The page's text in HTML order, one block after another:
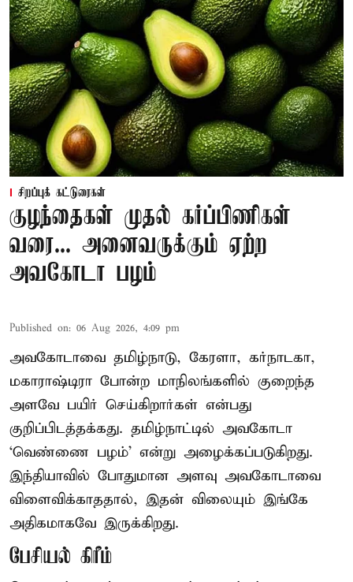
சிறப்புக் கட்டுரைகள்
குழந்தைகள் முதல் கர்ப்பிணிகள்
வரை... அனைவருக்கும் ஏற்ற
அவகோடா பழம்
Published on: 06 Aug 2026, 4:09 pm
அவகோடாவை தமிழ்நாடு, கேரளா, கர்நாடகா,
மகாராஷ்டிரா போன்ற மாநிலங்களில் குறைந்த
அளவே பயிர் செய்கிறார்கள் என்பது
குறிப்பிடத்தக்கது. தமிழ்நாட்டில் அவகோடா
‘வெண்ணை பழம்’ என்று அழைக்கப்படுகிறது.
இந்தியாவில் போதுமான அளவு அவகோடாவை
விளைவிக்காததால், இதன் விலையும் இங்கே
அதிகமாகவே இருக்கிறது.
பேசியல் கிரீம்